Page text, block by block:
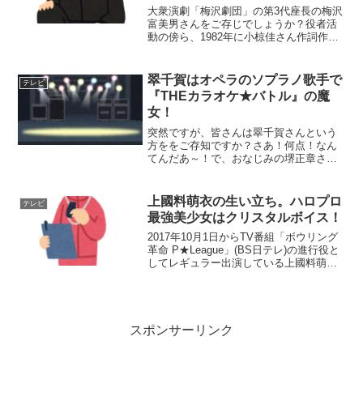
大衆演劇「梅沢劇団」の第3代座長の梅沢
富美男さんをご存じでしょうか？役者活
動の傍ら、1982年に小椋佳さん作詞作曲
テーターなど幅広い分野で大活躍してお
り、CMでもよく見...
テレビ
翠千賀はオペラのソプラノ歌手で
『THEカラオケ★バトル』の魔
女！
突然ですが、皆さんは翠千賀さんという
方ををご存知ですか？さあ！何点！なん
てんだあ～！で、おなじみの堺正章さん
と紹介されていました。今回はそんな、
高音オペラ魔女の異名を...
テレビ
上國料萌衣の生い立ち。ハロプロ
最強美少女はクリスタルボイス！
2017年10月1日からTV番組「ボウリング
革命 P★League」(BS日テレ)の進行役と
してレギュラー出演している上國料萌衣
スポンサーリンク